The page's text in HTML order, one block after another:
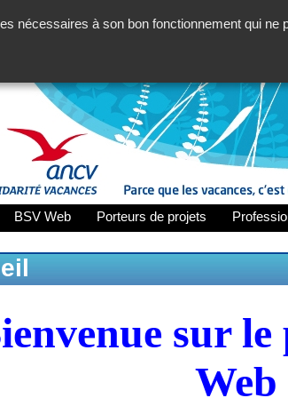
nécessaires à son bon fonctionnement qui
BSV Web Porteurs de projets
sur
Web